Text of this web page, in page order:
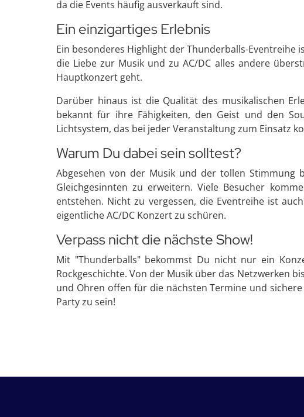
da die Events häufig ausverkauft sind.
Ein einzigartiges Erlebnis
Ein besonderes Highlight der Thunderballs-Eventreihe
die Liebe zur Musik und zu AC/DC alles andere
Hauptkonzert geht.
Darüber hinaus ist die Qualität des musikalischen
bekannt für ihre Fähigkeiten, den Geist und den
Lichtsystem, das bei jeder Veranstaltung zum Einsatz
Warum Du dabei sein solltest?
Abgesehen von der Musik und der tollen Stimmung
Gleichgesinnten zu erweitern. Viele Besucher
entstehen. Nicht zu vergessen, die Eventreihe ist
eigentliche AC/DC Konzert zu schüren.
Verpass nicht die nächste Show!
Mit "Thunderballs" bekommst Du nicht nur ein
Rockgeschichte. Von der Musik über das Netzwerken
und Ohren offen für die nächsten Termine und
Party zu sein!